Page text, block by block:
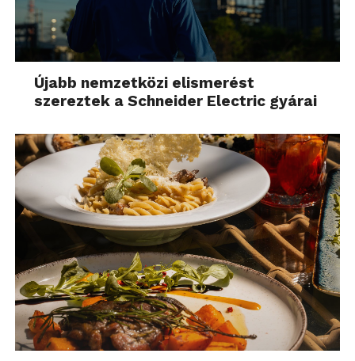
Újabb nemzetközi elismerést
szereztek a Schneider Electric gyárai